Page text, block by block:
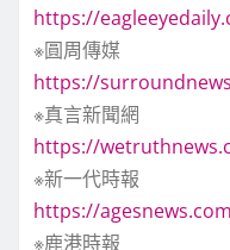
https://
※圓周傳媒
https://
※真言新聞網
https://
※新一代時報
https://
※鹿港時報